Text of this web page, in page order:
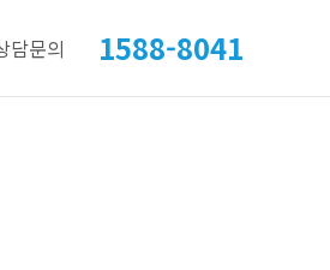
담문의 1588-8041